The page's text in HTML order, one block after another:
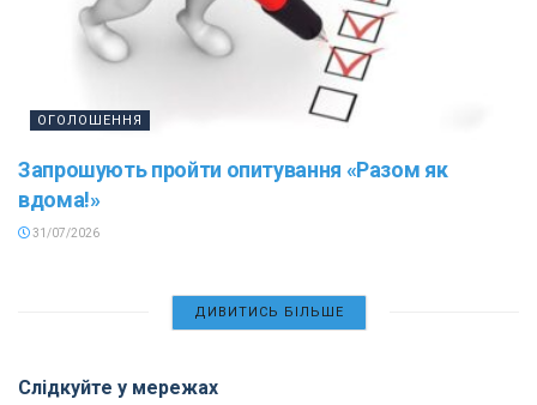
ОГОЛОШЕННЯ
Запрошують пройти опитування «Разом як
вдома!»
31/07/2026
ДИВИТИСЬ БІЛЬШЕ
Слідкуйте у мережах